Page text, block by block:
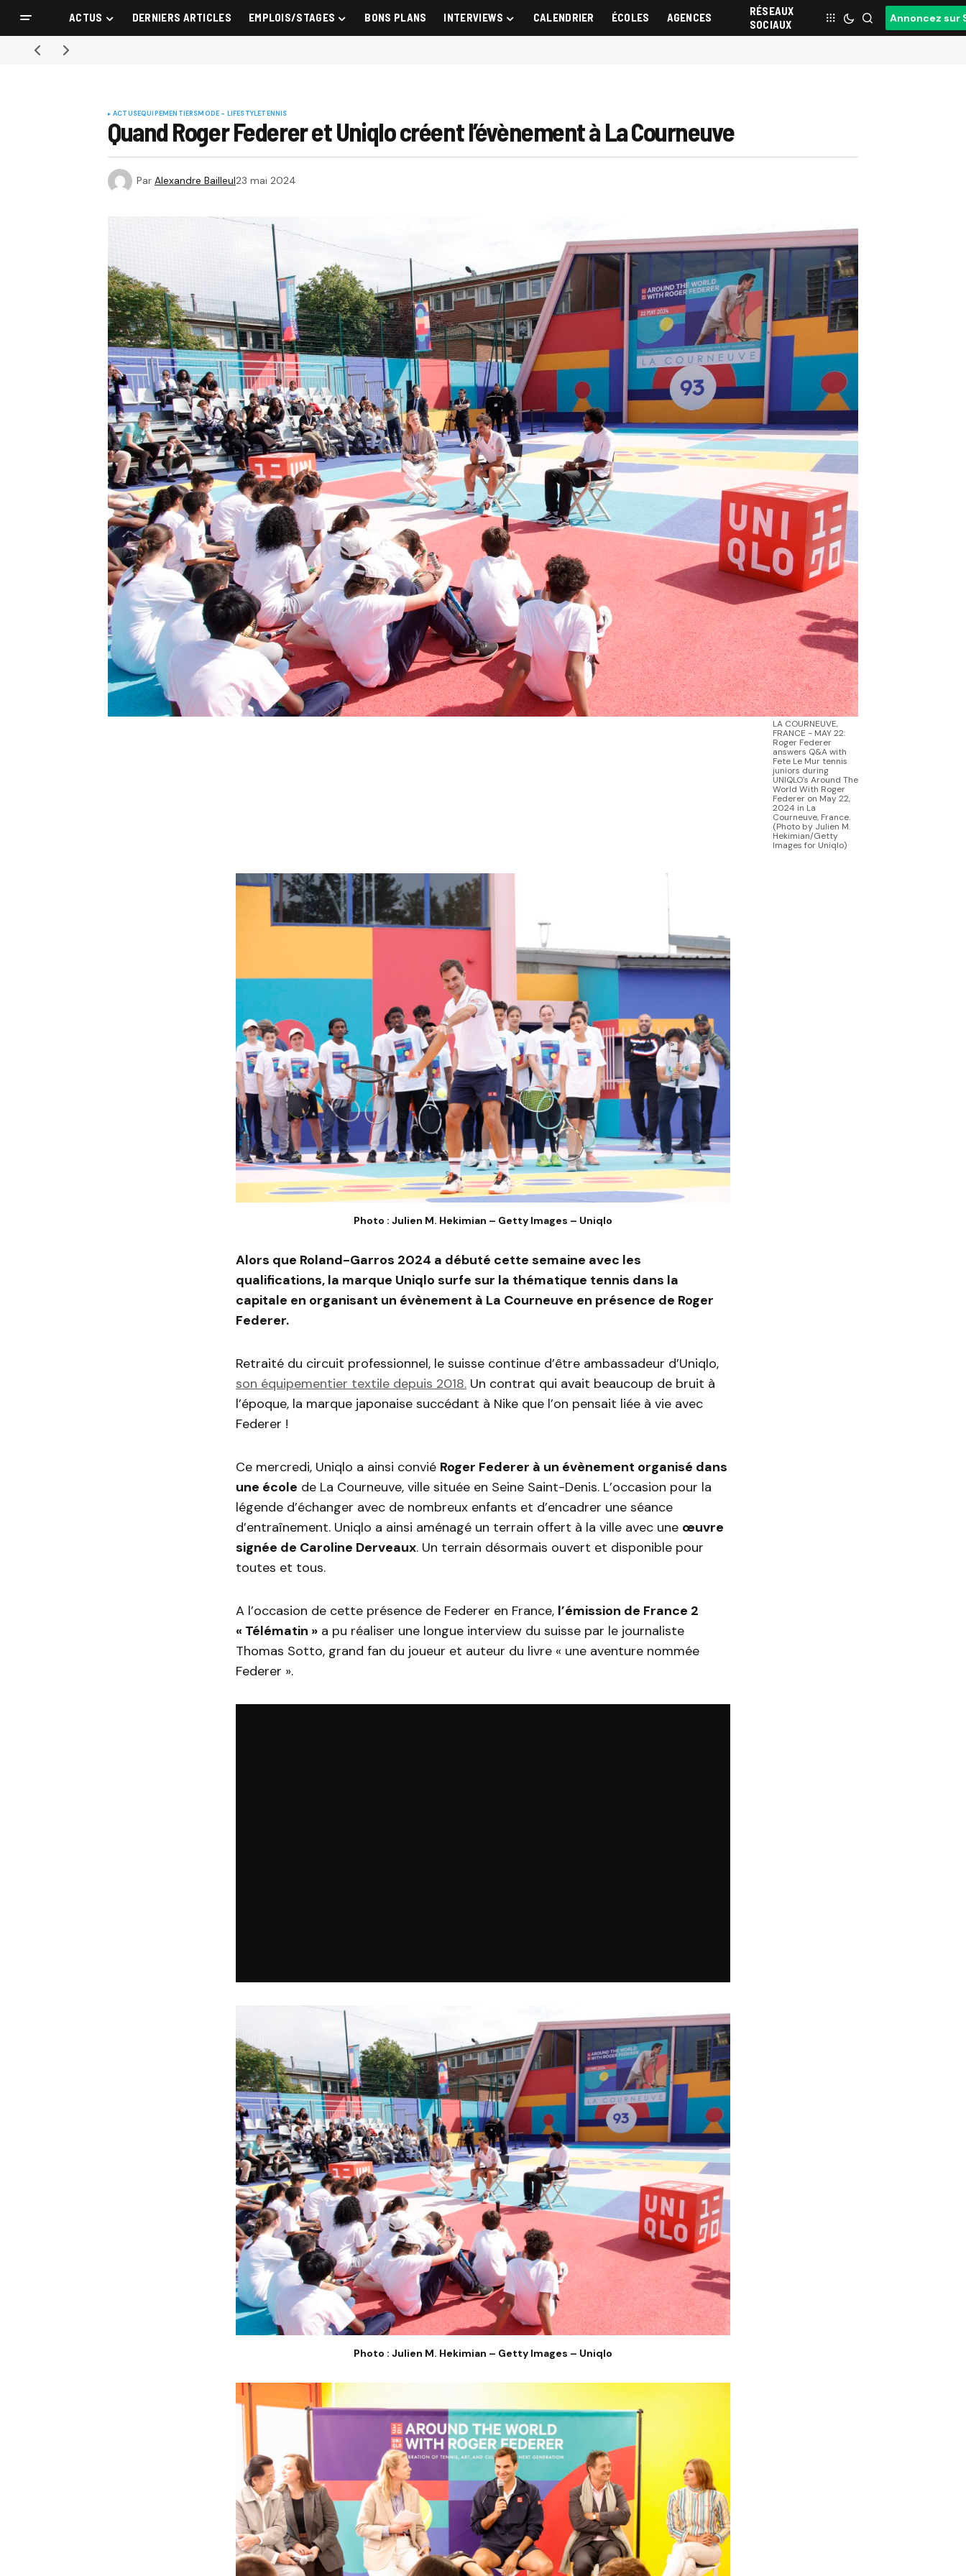
ACTUS DERNIERS ARTICLES EMPLOIS/STAGES BONS PLANS INTERVIEWS CALENDRIER ÉCOLES AGENCES
RÉSEAUX
SOCIAUX
Annoncez sur
ACTUSEQUIPEMENTIERSMODE - LIFESTYLETENNIS
Quand Roger Federer et Uniqlo créent l’évènement à La Courneuve
Par Alexandre Bailleul23 mai 2024
LA COURNEUVE,
FRANCE - MAY 22:
Roger Federer
answers Q&A with
Fete Le Mur tennis
juniors during
UNIQLO's Around The
World With Roger
Federer on May 22,
2024 in La
Courneuve, France.
(Photo by Julien M.
Hekimian/Getty
Images for Uniqlo)
Photo : Julien M. Hekimian – Getty Images – Uniqlo
Alors que Roland-Garros 2024 a débuté cette semaine avec les
qualifications, la marque Uniqlo surfe sur la thématique tennis dans la
capitale en organisant un évènement à La Courneuve en présence de Roger
Federer.
Retraité du circuit professionnel, le suisse continue d’être ambassadeur d’Uniqlo,
son équipementier textile depuis 2018. Un contrat qui avait beaucoup de bruit à
l’époque, la marque japonaise succédant à Nike que l’on pensait liée à vie avec
Federer !
Ce mercredi, Uniqlo a ainsi convié Roger Federer à un évènement organisé dans
une école de La Courneuve, ville située en Seine Saint-Denis. L’occasion pour la
légende d’échanger avec de nombreux enfants et d’encadrer une séance
d’entraînement. Uniqlo a ainsi aménagé un terrain offert à la ville avec une œuvre
signée de Caroline Derveaux. Un terrain désormais ouvert et disponible pour
toutes et tous.
A l’occasion de cette présence de Federer en France, l’émission de France 2
« Télématin » a pu réaliser une longue interview du suisse par le journaliste
Thomas Sotto, grand fan du joueur et auteur du livre « une aventure nommée
Federer ».
Photo : Julien M. Hekimian – Getty Images – Uniqlo